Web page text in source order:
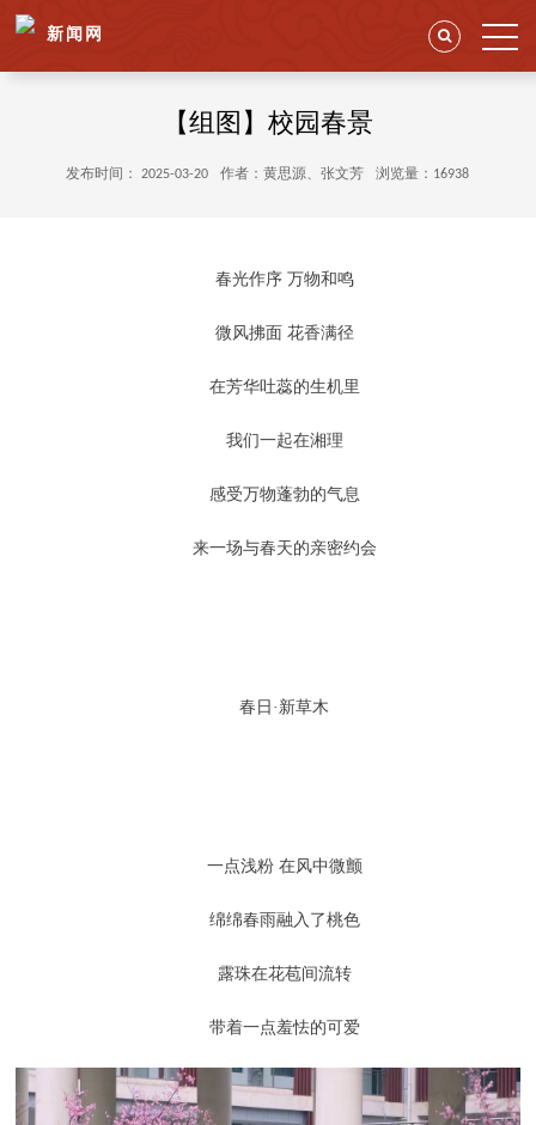
新闻网
【组图】校园春景
发布时间： 2025-03-20 作者：黄思源、张文芳 浏览量：16938
春光作序 万物和鸣
微风拂面 花香满径
在芳华吐蕊的生机里
我们一起在湘理
感受万物蓬勃的气息
来一场与春天的亲密约会
春日·新草木
一点浅粉 在风中微颤
绵绵春雨融入了桃色
露珠在花苞间流转
带着一点羞怯的可爱